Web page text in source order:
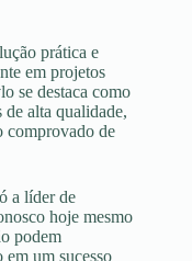
prática e
em projetos
se destaca como
de alta qualidade,
comprovado de
a líder de
hoje mesmo
podem
um sucesso